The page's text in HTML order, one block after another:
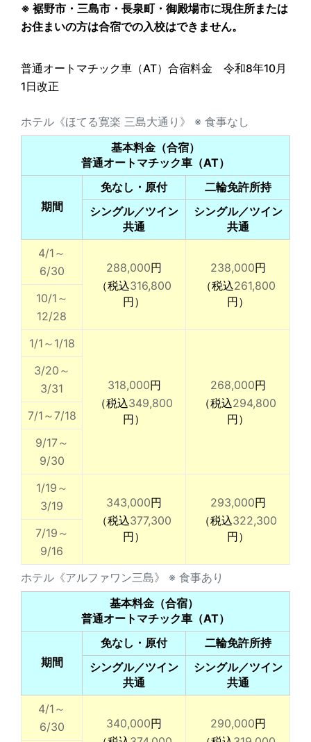
※ 裾野市・三島市・長泉町・御殿場市に現住所または
お住まいの方は合宿での入校はできません。
普通オートマチック車（AT）合宿料金 令和8年10月
1日改正
ホテル《ほてる寛楽 三島大通り》 ※ 食事なし
基本料金（合宿）
普通オートマチック車（AT）
期間
免なし・原付
二輪免許所持
シングル／ツイン
共通
シングル／ツイン
共通
4/1～
6/30
288,000円
（税込316,800
円）
238,000円
（税込261,800
円）
10/1～
12/28
1/1～1/18
318,000円
（税込349,800
円）
268,000円
（税込294,800
円）
3/20～
3/31
7/1～7/18
9/17～
9/30
1/19～
3/19
343,000円
（税込377,300
円）
293,000円
（税込322,300
円）
7/19～
9/16
ホテル《アルファワン三島》 ※ 食事あり
基本料金（合宿）
普通オートマチック車（AT）
期間
免なし・原付
二輪免許所持
シングル／ツイン
共通
シングル／ツイン
共通
4/1～
6/30
340,000円
290,000円